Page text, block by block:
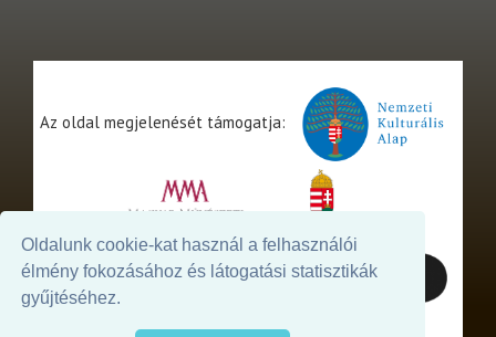
Oldalunk cookie-kat használ a felhasználói
élmény fokozásához és látogatási statisztikák
gyűjtéséhez.
Az oldal megjelenését támogatja: